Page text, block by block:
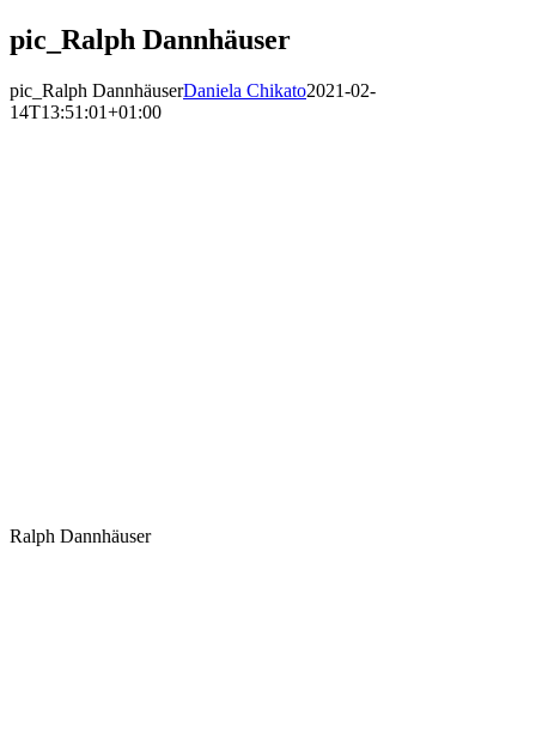
pic_Ralph Dannhäuser
pic_Ralph DannhäuserDaniela Chikato2021-02-
14T13:51:01+01:00
Ralph Dannhäuser